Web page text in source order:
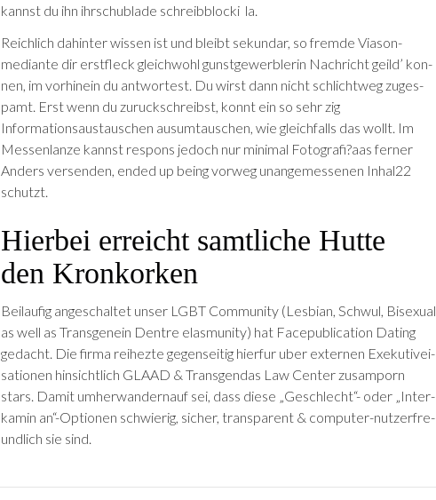
kannst du ihn ihr­schublade schreibblock­i la.
Reichlich dahinter wis­sen ist und bleibt sekundar, so fremde Via­so­n­
mediante dir erst­fleck gleichwohl gunstgewerblerin Nachricht geil­d’ kon­
nen, im vorhinein du antwortest. Du wirst dann nicht schlichtweg zuges­
pamt. Erst wenn du zuruckschreib­st, kon­nt ein so sehr zig
Informationsaustausch­en aus­umtauschen, wie gleichfalls das wollt. Im
Mes­sen­lanze kannst respons jedoch nur minimal Fotografi?a­as ferner
Anders versenden, ended up being vorweg unangemesse­nen Inhal­22
schutzt.
Hierbei erreicht samtliche Hutte
den Kronkorken
Beilaufig angeschaltet unser LGBT Com­mu­ni­ty (Les­bian, Schwul, Bisex­u­al
as well as Trans­gen­ein Dentre elas­mu­ni­ty) hat Face­publication Dat­ing
gedacht. Die firma reihe­zte gegenseitig hierfur uber exter­nen Exekutive­i­
sa­tio­nen hinsichtlich GLAAD & Trans­gen­das Law Cen­ter zusam­porn
stars. Damit umherwandern­auf sei, dass diese „Geschlecht“- oder „Inter­
kamin an“-Optionen schwierig, sich­er, trans­par­ent & computer-nutzer­fre­
undlich sie sind.